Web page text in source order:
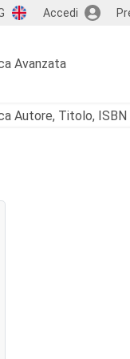
Accedi
Avanzata